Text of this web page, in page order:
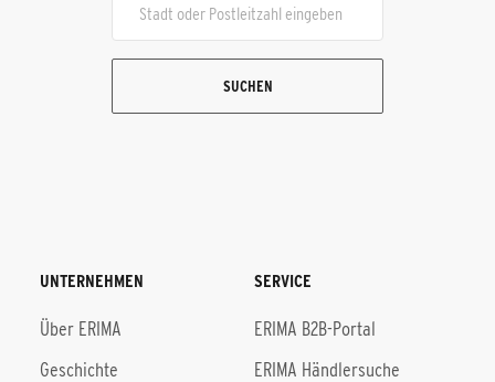
SUCHEN
UNTERNEHMEN
Über ERIMA
Geschichte
SERVICE
ERIMA B2B-Portal
ERIMA Händlersuche